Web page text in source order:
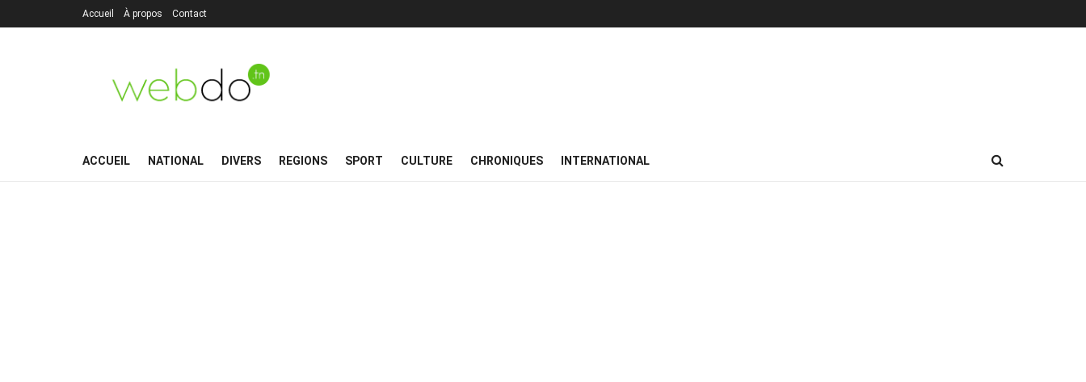
Accueil À propos Contact
ACCUEIL NATIONAL DIVERS REGIONS SPORT CULTURE CHRONIQUES INTERNATIONAL